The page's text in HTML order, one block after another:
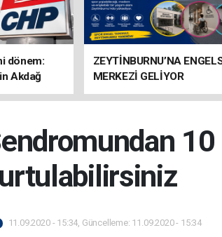
dönem:
Akdağ
ZEYTİNBURNU’NA
MERKEZİ GELİYOR
11.09.2020 - 15:34, Güncelleme: 11.09.2020 - 15:34